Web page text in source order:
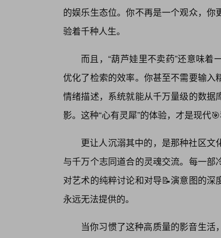
的娱乐生态位。你不再是一个观众，
验着千种人生。
而且，“葫芦娃里不卖药”还意味
优化了检索的效率。你甚至不需要输
情绪描述，系统就能从千万量级的数
影。这种“心有灵犀”的体验，才是现代
更让人沉溺其中的，是那种社区
与千万个志同道合的灵魂交流。每一
对艺术的纯粹讨论和对导📝演意图的
永远无法提供的。
当你习惯了这种高质量的影音生